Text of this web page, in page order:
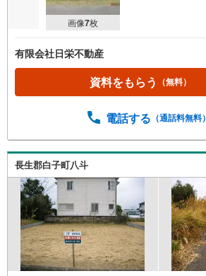
画像7枚
有限会社日栄不動産
資料をもらう （無料）
電話する （通話料無料）
長生郡白子町八斗